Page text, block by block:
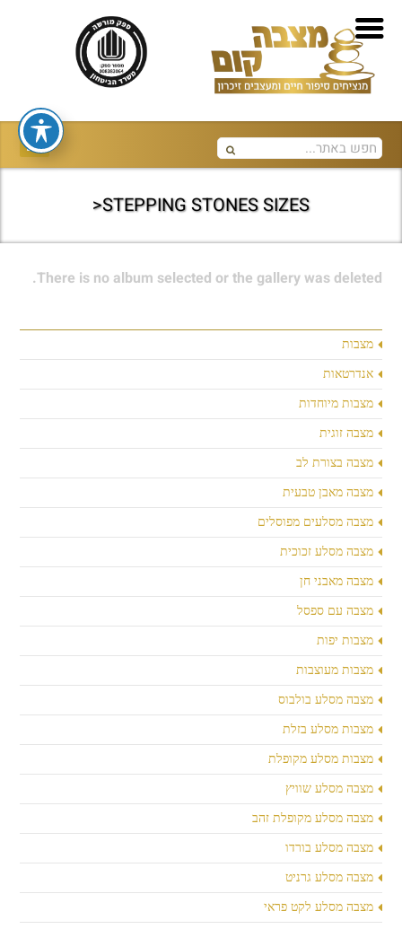
STEPPING STONES SIZES<
מצבות
אנדרטאות
מצבות מיוחדות
מצבה זוגית
מצבה בצורת לב
מצבה מאבן טבעית
מצבה מסלעים מפוסלים
מצבה מסלע זכוכית
מצבה מאבני חן
מצבה עם ספסל
מצבות יפות
מצבות מעוצבות
מצבה מסלע בולבוס
מצבות מסלע בזלת
מצבות מסלע מקופלת
מצבה מסלע שוויץ
מצבה מסלע מקופלת זהב
מצבה מסלע בורדו
מצבה מסלע גרניט
מצבה מסלע לקט פראי
There is no album selected or the gallery was deleted.